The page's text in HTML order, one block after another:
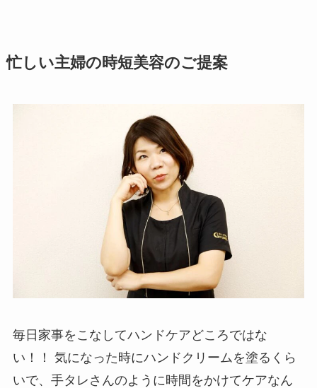
忙しい主婦の時短美容のご提案
毎日家事をこなしてハンドケアどころではな
い！！ 気になった時にハンドクリームを塗るくら
いで、手タレさんのように時間をかけてケアなん